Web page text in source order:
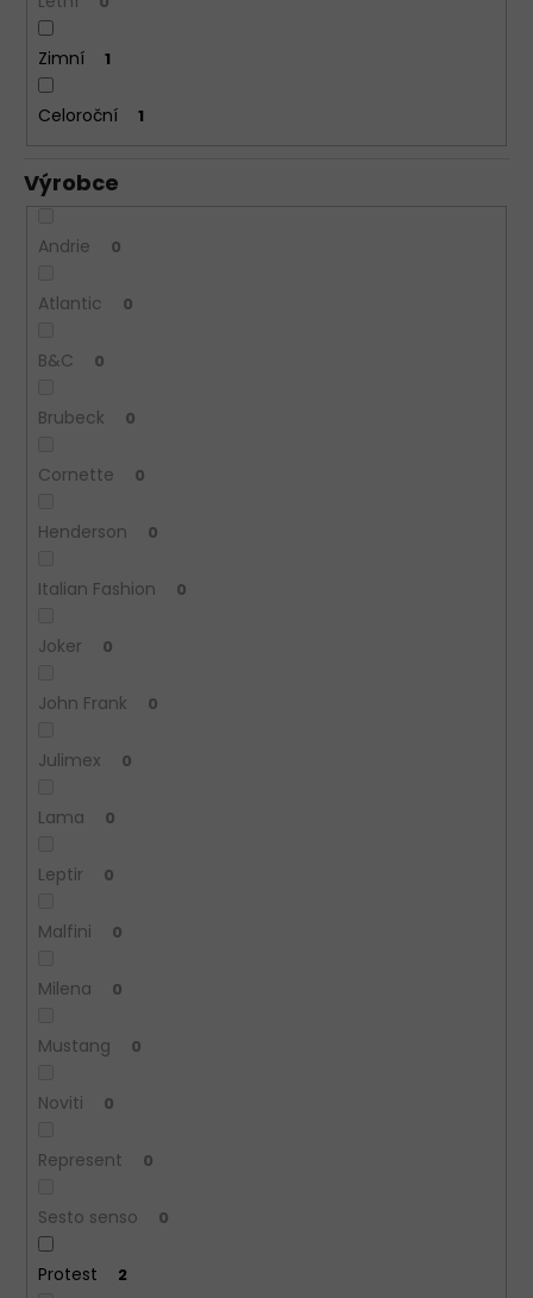
Zimní 1
Celoroční 1
Výrobce
Andrie 0
Atlantic 0
B&C 0
Brubeck 0
Cornette 0
Henderson 0
Italian Fashion 0
Joker 0
John Frank 0
Julimex 0
Lama 0
Leptir 0
Malfini 0
Milena 0
Mustang 0
Noviti 0
Represent 0
Sesto senso 0
Protest 2